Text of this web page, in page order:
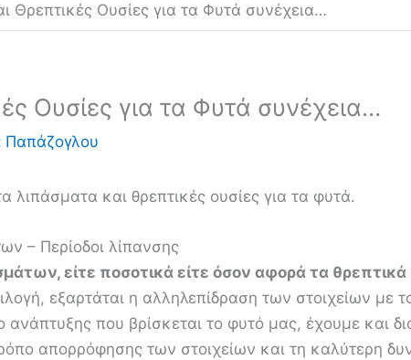
Θρεπτικές Ουσίες για τα Φυτά συνέχεια…
Ουσίες για τα Φυτά συνέχεια…
Παπάζογλου
λιπάσματα και θρεπτικές ουσίες για τα φυτά.
– Περίοδοι λίπανσης
είτε ποσοτικά είτε όσον αφορά τα θρεπτικά
εξαρτάται η αλληλεπίδραση των στοιχείων με
που βρίσκεται το φυτό μας, έχουμε και
απορρόφησης των στοιχείων και τη καλύτερη